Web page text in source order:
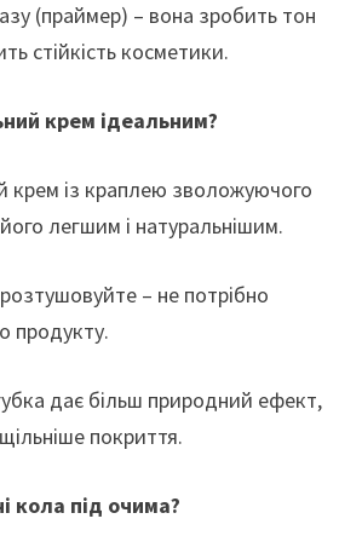
(праймер) – вона зробить тон
стійкість косметики.
крем ідеальним?
крем із краплею зволожуючого
легшим і натуральнішим.
– не потрібно
продукту.
дає більш природний ефект,
покриття.
кола під очима?